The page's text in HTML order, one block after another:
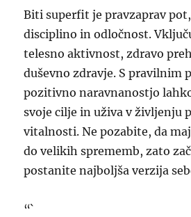
Biti superfit je pravzaprav
disciplino in odločnost.
telesno aktivnost, zdravo
duševno zdravje. S pravilnim
pozitivno naravnanostjo
svoje cilje in uživa v življenju
vitalnosti. Ne pozabite, da
do velikih sprememb, zato
postanite najboljša verzija
“`